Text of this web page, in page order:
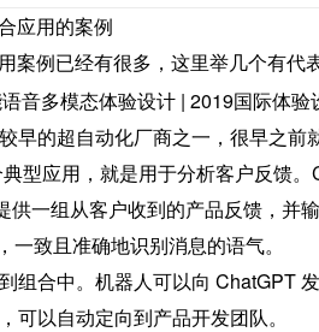
应用的案例
案例已经有很多，这里举几个有代
早的超自动化厂商之一，很早之前
型应用，就是用于分析客户反馈
供一组从客户收到的产品反馈，
致且准确地识别消息的语气。
组合中。机器人可以向 ChatGPT
可以自动定向到产品开发团队。